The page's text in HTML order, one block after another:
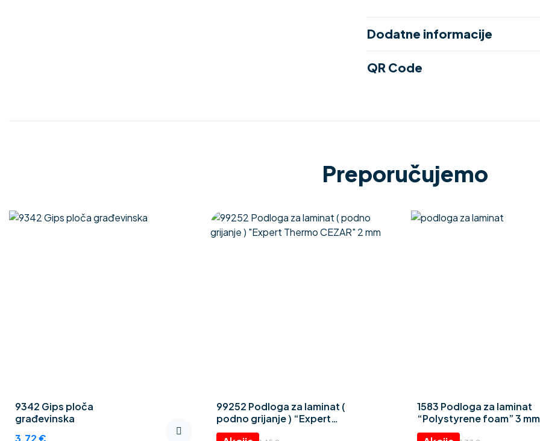
Dodatne informacije
QR Code
Preporučujemo
9342 Gips ploča
građevinska
3.72€
99252 Podloga za laminat (
podno grijanje ) “Expert
Thermo CEZAR” 2 mm
Izvorna
Trenutna
1583 Podloga za laminat
“Polystyrene foam” 3 mm
Izvorna
Trenutna